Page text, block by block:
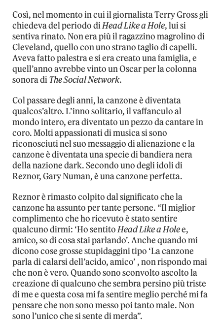
Così, nel momento in cui il giornalista Terry Gross gli
chiedeva del periodo diHead Like a Hole, lui si
sentiva rinato. Non era più il ragazzino magrolino di
Cleveland, quello con uno strano taglio di capelli.
Aveva fatto palestra e si era creato una famiglia, e
quell’anno avrebbe vinto un Oscar per la colonna
sonora diThe Social Network.
Col passare degli anni, la canzone è diventata
qualcos’altro. L’inno solitario, il vaffanculo al
mondo intero, era diventato un pezzo da cantare in
coro. Molti appassionati di musica si sono
riconosciuti nel suo messaggio di alienazione e la
canzone è diventata una specie di bandiera nera
della nazione dark. Secondo uno degli idoli di
Reznor, Gary Numan, è una canzone perfetta.
Reznor è rimasto colpito dal significato che la
canzone ha assunto per tante persone. “Il miglior
complimento che ho ricevuto è stato sentire
qualcuno dirmi: ‘Ho sentitoHead Like a Holee,
amico, so di cosa stai parlando’. Anche quando mi
dicono cose grosse stupidaggini tipo ‘La canzone
parla di calarsi dell’acido, amico’ , non rispondo mai
che non è vero. Quando sono sconvolto ascolto la
creazione di qualcuno che sembra persino più triste
di me e questa cosa mi fa sentire meglio perché mi fa
pensare che non sono messo poi tanto male. Non
sono l’unico che si sente di merda”.